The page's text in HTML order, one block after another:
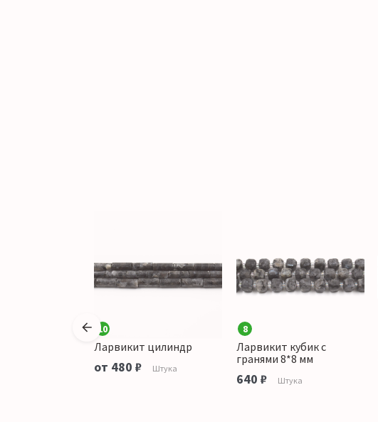
10
Ларвикит цилиндр
от 480 ₽ Штука
8
Ларвикит кубик с
гранями 8*8 мм
640 ₽ Штука